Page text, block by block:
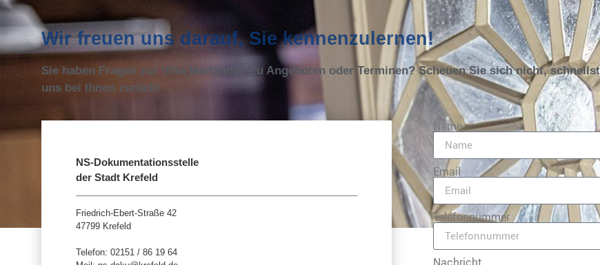
Wir freuen uns darauf, Sie kennenzulernen!
Sie haben Fragen zur Villa Merländer, zu Angeboten oder Terminen? Scheuen Sie sich nicht,
uns bei Ihnen zurück!
NS-Dokumentationsstelle
der Stadt Krefeld
Friedrich-Ebert-Straße 42
47799 Krefeld
Telefon: 02151 / 86 19 64
Name
Email
Telefonnummer
Nachricht